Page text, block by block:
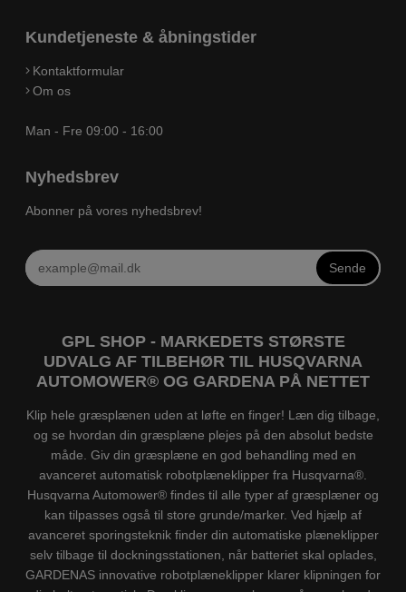
Kundetjeneste & åbningstider
Kontaktformular
Om os
Man - Fre 09:00 - 16:00
Nyhedsbrev
Abonner på vores nyhedsbrev!
Sende
GPL SHOP - MARKEDETS STØRSTE
UDVALG AF TILBEHØR TIL HUSQVARNA
AUTOMOWER® OG GARDENA PÅ NETTET
Klip hele græsplænen uden at løfte en finger! Læn dig tilbage,
og se hvordan din græsplæne plejes på den absolut bedste
måde. Giv din græsplæne en god behandling med en
avanceret automatisk robotplæneklipper fra Husqvarna®.
Husqvarna Automower® findes til alle typer af græsplæner og
kan tilpasses også til store grunde/marker. Ved hjælp af
avanceret sporingsteknik finder din automatiske plæneklipper
selv tilbage til dockningsstationen, når batteriet skal oplades,
GARDENAS innovative robotplæneklipper klarer klipningen for